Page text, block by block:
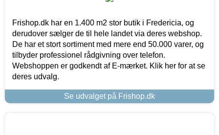
Frishop.dk har en 1.400 m2 stor butik i Fredericia, og
derudover sælger de til hele landet via deres webshop.
De har et stort sortiment med mere end 50.000 varer, og
tilbyder professionel rådgivning over telefon.
Webshoppen er godkendt af E-mærket. Klik her for at se
deres udvalg.
Se udvalget på Frishop.dk